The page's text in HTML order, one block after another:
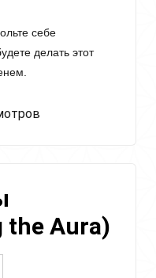
себе
делать этот
the Aura)